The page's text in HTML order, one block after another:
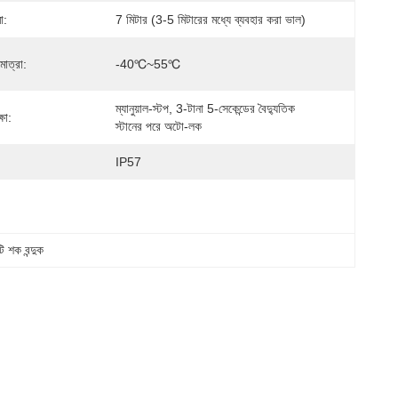
7 মিটার (3-5 মিটারের মধ্যে ব্যবহার করা ভাল)
-40℃~55℃
ম্যানুয়াল-স্টপ, 3-টানা 5-সেকেন্ডের বৈদ্যুতিক
স্টানের পরে অটো-লক
IP57
শক বন্দুক